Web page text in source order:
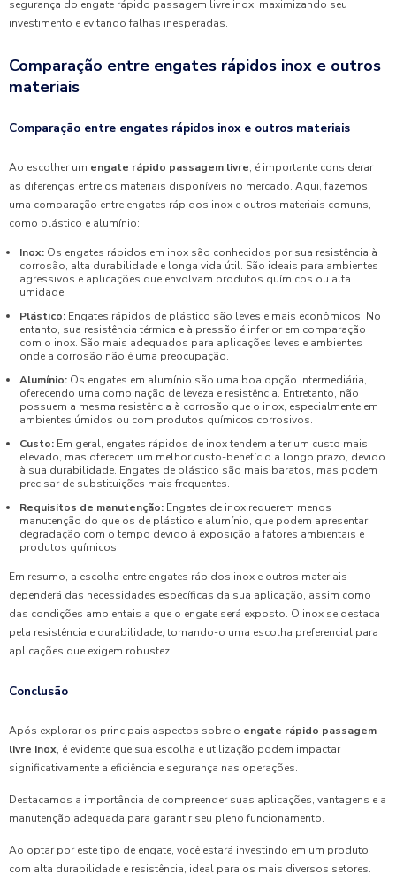
segurança do engate rápido passagem livre inox, maximizando seu
investimento e evitando falhas inesperadas.
Comparação entre engates rápidos inox e outros
materiais
Comparação entre engates rápidos inox e outros materiais
Ao escolher um engate rápido passagem livre, é importante considerar
as diferenças entre os materiais disponíveis no mercado. Aqui, fazemos
uma comparação entre engates rápidos inox e outros materiais comuns,
como plástico e alumínio:
Inox: Os engates rápidos em inox são conhecidos por sua resistência à
corrosão, alta durabilidade e longa vida útil. São ideais para ambientes
agressivos e aplicações que envolvam produtos químicos ou alta
umidade.
Plástico: Engates rápidos de plástico são leves e mais econômicos. No
entanto, sua resistência térmica e à pressão é inferior em comparação
com o inox. São mais adequados para aplicações leves e ambientes
onde a corrosão não é uma preocupação.
Alumínio: Os engates em alumínio são uma boa opção intermediária,
oferecendo uma combinação de leveza e resistência. Entretanto, não
possuem a mesma resistência à corrosão que o inox, especialmente em
ambientes úmidos ou com produtos químicos corrosivos.
Custo: Em geral, engates rápidos de inox tendem a ter um custo mais
elevado, mas oferecem um melhor custo-benefício a longo prazo, devido
à sua durabilidade. Engates de plástico são mais baratos, mas podem
precisar de substituições mais frequentes.
Requisitos de manutenção: Engates de inox requerem menos
manutenção do que os de plástico e alumínio, que podem apresentar
degradação com o tempo devido à exposição a fatores ambientais e
produtos químicos.
Em resumo, a escolha entre engates rápidos inox e outros materiais
dependerá das necessidades específicas da sua aplicação, assim como
das condições ambientais a que o engate será exposto. O inox se destaca
pela resistência e durabilidade, tornando-o uma escolha preferencial para
aplicações que exigem robustez.
Conclusão
Após explorar os principais aspectos sobre o engate rápido passagem
livre inox, é evidente que sua escolha e utilização podem impactar
significativamente a eficiência e segurança nas operações.
Destacamos a importância de compreender suas aplicações, vantagens e a
manutenção adequada para garantir seu pleno funcionamento.
Ao optar por este tipo de engate, você estará investindo em um produto
com alta durabilidade e resistência, ideal para os mais diversos setores.